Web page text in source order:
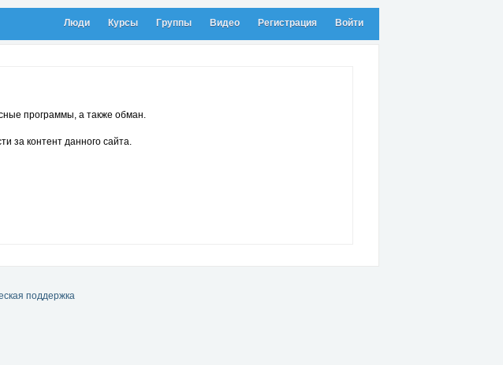
Люди Курсы Группы Видео Регистрация Войти
программы, а также обман.
за контент данного сайта.
поддержка